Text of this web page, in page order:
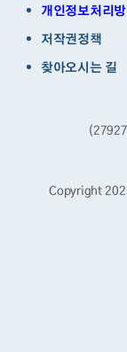
개인정보처리
저작권정책
찾아오시는 길
Copyright